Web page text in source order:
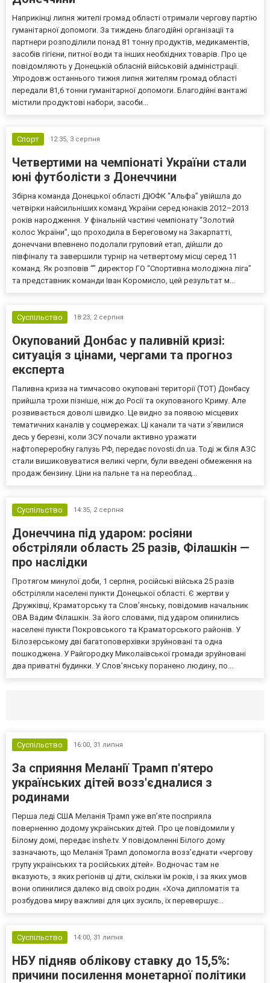
Наприкінці липня жителі громад області отримали чергову партію
гуманітарної допомоги. За тиждень благодійні організації та
партнери розподілили понад 81 тонну продуктів, медикаментів,
засобів гігієни, питної води та інших необхідних товарів. Про це
повідомляють у Донецькій обласній військовій адміністрації.
Упродовж останнього тижня липня жителям громад області
передали 81,6 тонни гуманітарної допомоги. Благодійні вантажі
містили продуктові набори, засоби...
Спорт 12:35, 3 серпня
Четвертими на чемпіонаті України стали
юні футболісти з Донеччини
Збірна команда Донецької області ДЮФК “Альфа” увійшла до
четвірки найсильніших команд України серед юнаків 2012–2013
років народження. У фінальній частині чемпіонату “Золотий
колос України”, що проходила в Береговому на Закарпатті,
донеччани впевнено подолали груповий етап, дійшли до
півфіналу та завершили турнір на четвертому місці серед 11
команд. Як розповів “” директор ГО “Спортивна молодіжна ліга”
та представник команди Іван Коромисло, цей результат м...
Суспільство 18:23, 2 серпня
Окупований Донбас у паливній кризі:
ситуація з цінами, чергами та прогноз
експерта
Паливна криза на тимчасово окуповані території (ТОТ) Донбасу
прийшла трохи пізніше, ніж до Росії та окупованого Криму. Але
розвивається доволі швидко. Це видно за появою місцевих
тематичних каналів у соцмережах. Ці канали та чати з’явилися
десь у березні, коли ЗСУ почали активно уражати
нафтопереробну галузь РФ, передає novosti.dn.ua. Тоді ж біля АЗС
стали вишиковуватися великі черги, були введені обмеження на
продаж бензину. Ціни на пальне та на переоблад...
Суспільство 14:35, 2 серпня
Донеччина під ударом: росіяни
обстріляли область 25 разів, Філашкін —
про наслідки
Протягом минулої доби, 1 серпня, російські війська 25 разів
обстріляли населені пункти Донецької області. Є жертви у
Дружківці, Краматорську та Слов’янську, повідомив начальник
ОВА Вадим Філашкін. За його словами, під ударом опинились
населені пункти Покровського та Краматорського районів. У
Білозерському дві багатоповерхівки зруйновані та одна
пошкоджена. У Райгородку Миколаївської громади зруйновані
два приватні будинки. У Слов’янську поранено людину, по...
Суспільство 16:00, 31 липня
За сприяння Меланії Трамп п'ятеро
українських дітей возз'єдналися з
родинами
Перша леді США Меланія Трамп уже впʼяте посприяла
поверненню додому українських дітей. Про це повідомили у
Білому домі, передає inshe.tv. У повідомленні Білого дому
зазначають, що Меланія Трамп допомогла возз’єднати «чергову
групу українських та російських дітей». Водночас там не
вказують, з яких регіонів ці діти, скільки їм років, і за яких умов
вони опинилися далеко від своїх родин. «Хоча дипломатія та
розбудова миру важливі для цих зусиль, їх перевершує...
Суспільство 14:00, 31 липня
НБУ підняв облікову ставку до 15,5%:
причини посилення монетарної політики